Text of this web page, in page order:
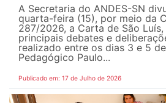
A Secretaria do ANDES-SN
quarta-feira (15), por meio da
287/2026, a Carta de São
principais debates e
realizado entre os dias 3 e 5
Pedagógico Paulo...
Publicado em: 17 de Julho de 2026